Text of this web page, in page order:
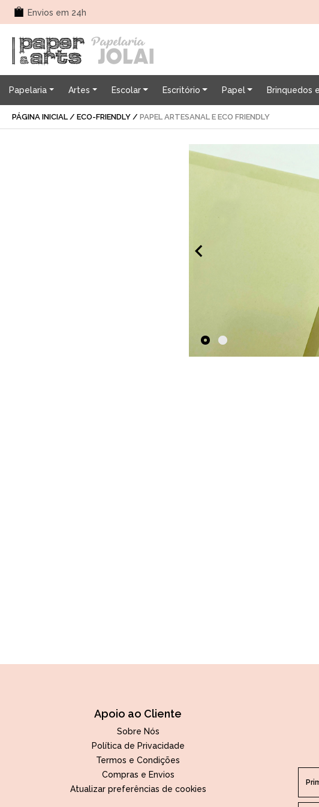
Envios em 24h
Papelaria Artes Escolar Escritório Papel Brinquedos
PÁGINA INICIAL/ ECO-FRIENDLY / PAPEL ARTESANAL E ECO FRIENDLY
Apoio ao Cliente
Sobre Nós
Política de Privacidade
Termos e Condições
Compras e Envios
Atualizar preferências de cookies